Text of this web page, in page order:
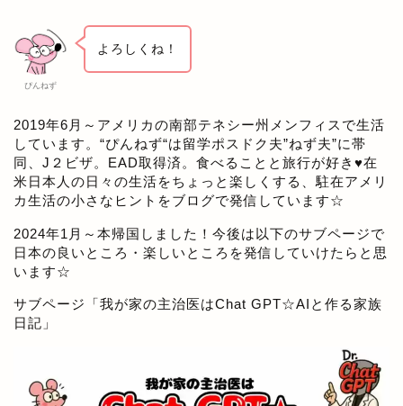
ぴんねず
よろしくね！
2019年6月～アメリカの南部テネシー州メンフィスで生活
しています。“ぴんねず“は留学ポスドク夫”ねず夫”に帯
同、J２ビザ。EAD取得済。食べることと旅行が好き♥在
米日本人の日々の生活をちょっと楽しくする、駐在アメリ
カ生活の小さなヒントをブログで発信しています☆
2024年1月～本帰国しました！今後は以下のサブページで
日本の良いところ・楽しいところを発信していけたらと思
います☆
サブページ「我が家の主治医はChat GPT☆AIと作る家族
日記 」